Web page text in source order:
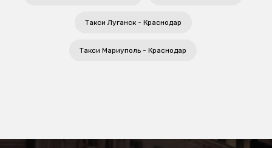
Такси Луганск - Краснодар
Такси Мариуполь - Краснодар